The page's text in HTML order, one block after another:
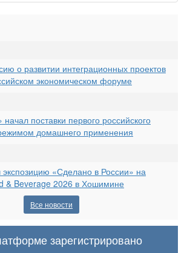
о развитии интеграционных проектов
экономическом форуме
поставки первого российского
домашнего применения
«Сделано в России» на
& Beverage 2026 в Хошимине
Все новости
зарегистрировано